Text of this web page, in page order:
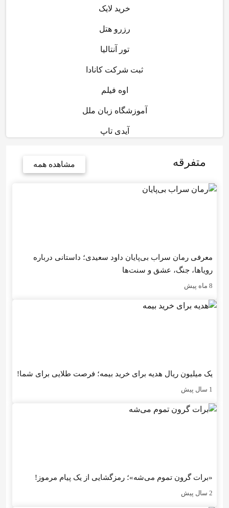
خرید لایک
رزرو هتل
تور آنتالیا
ثبت شرکت کانادا
اوه فیلم
آموزشگاه زبان ملل
آیدی تاپ
متفرقه مشاهده همه
معرفی رمان سراب بی‌پایان داود سعیدی؛ داستانی درباره
رویاها، جنگ، عشق و سنت‌ها
8 ماه پیش
یک میلیون ریال هدیه برای خرید بیمه؛ فرصت طلایی برای شما!
1 سال پیش
«برات گرون تموم می‌شه»؛ رمزگشایی از یک پیام مرموز!
2 سال پیش